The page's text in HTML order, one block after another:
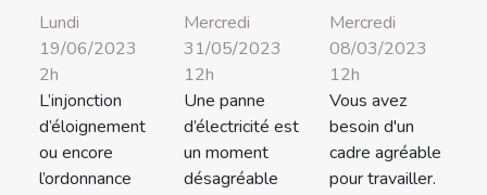
Lundi
19/06/2023
2h
L’injonction
d’éloignement
ou encore
l’ordonnance
Mercredi
31/05/2023
12h
Une panne
d’électricité est
un moment
désagréable
Mercredi
08/03/2023
12h
Vous avez
besoin d'un
cadre agréable
pour travailler.